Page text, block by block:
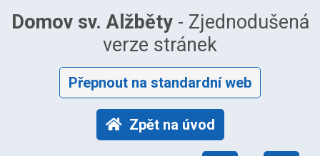
Domov sv. Alžběty- Zjednodušená
verze stránek
Přepnout na standardní web
Zpět na úvod